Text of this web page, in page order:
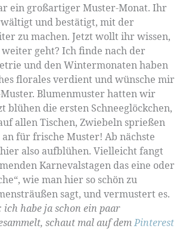
ein großartiger Muster-Monat. Ihr
und bestätigt, mit der
zu machen. Jetzt wollt ihr wissen,
geht? Ich finde nach der
und den Wintermonaten haben
florales verdient und wünsche mir
Blumenmuster hatten wir
blühen die ersten Schneeglöckchen,
allen Tischen, Zwiebeln sprießen
für frische Muster! Ab nächste
also aufblühen. Vielleicht fangt
Karnevalstagen das eine oder
wie man hier so schön zu
sagt, und vermustert es.
ich habe ja schon ein paar
schaut mal auf demPinterest